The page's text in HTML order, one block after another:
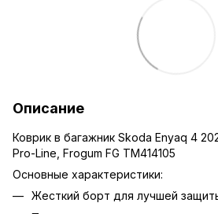
Описание
Коврик в багажник Skoda Enyaq 4
Pro-Line, Frogum FG TM414105
Основные характеристики:
Жесткий борт для лучшей